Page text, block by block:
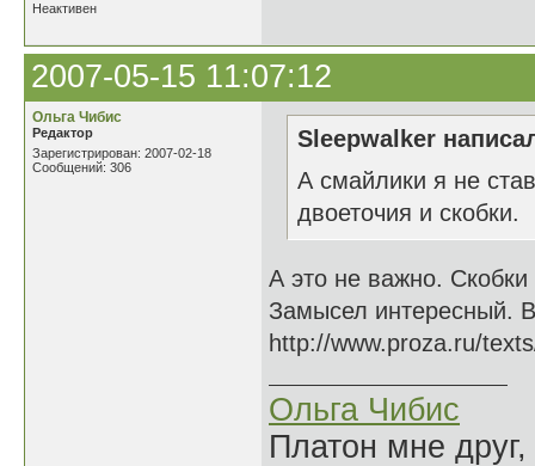
Неактивен
2007-05-15 11:07:12
Ольга Чибис
Редактор
Зарегистрирован: 2007-02-18
Сообщений: 306
Sleepwalker
А смайлики я не
двоеточия и скобки.
А это не важно.
Замысел интересный.
http://www.proza.ru/
Ольга Чибис
Платон мне